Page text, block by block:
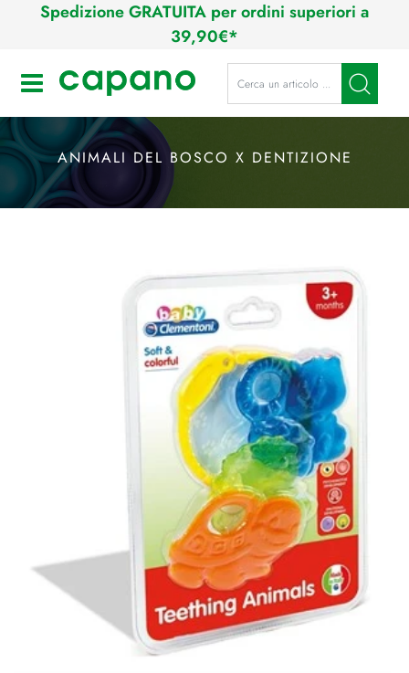
Spedizione GRATUITA per ordini superiori a
39,90€*
Open La modifica di un filtro
ANIMALI DEL BOSCO X DENTIZIONE